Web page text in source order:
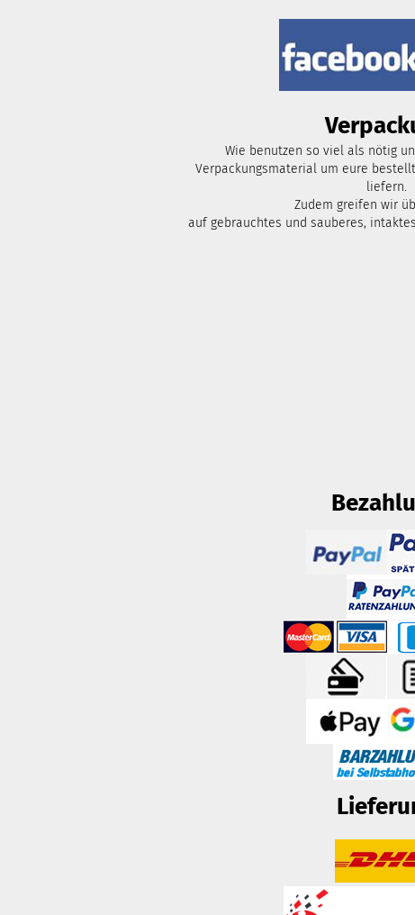
Wie benutzen so viel als nötig
Verpackungsmaterial um eure
liefern.
Zudem greifen wir
auf gebrauchtes und sauberes,